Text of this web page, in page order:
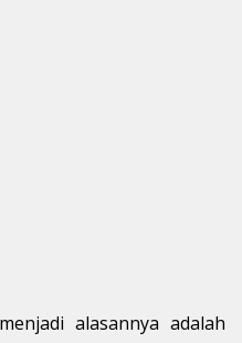
alasannya adalah